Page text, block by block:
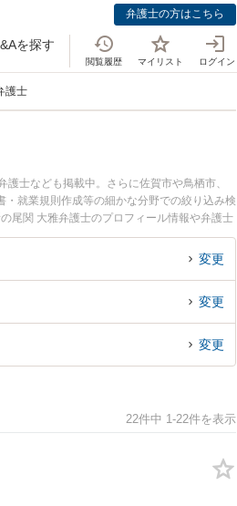
弁護士の方はこちら
を探す
閲覧履歴 マイリスト ログイン
護士
士なども掲載中。さらに佐賀市や鳥栖市、
就業規則作成等の細かな分野での絞り込み検
尾関 大雅弁護士のプロフィール情報や弁護士
『不動産・建設業界のトラブル解決の実績豊
困りの相談者さんにおすすめです。
変更
変更
変更
22件中 1-22件を表示